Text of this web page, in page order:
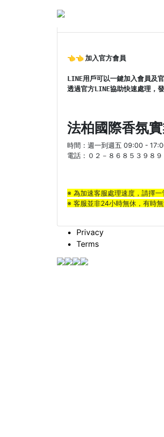
七先生與艾小
👈👈 加入官方會員
LINE用戶可以一鍵加入會員及
透過官方LINE協助快速處理，
法柏國際香氛
時間：週一到週五 09:00 -
電話：０２－８６８５３９８９
※ 為加速客服處理速度，請擇
※ 客服並非24小時無休，有時
Privacy
Terms